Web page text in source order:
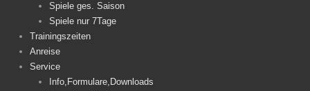
Spiele ges. Saison
Spiele nur 7Tage
Trainingszeiten
Anreise
Service
Info,Formulare,Downloads